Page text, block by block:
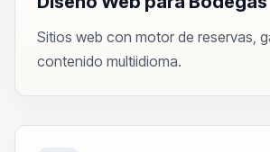
Sitios web con motor de reservas,
contenido multiidioma.